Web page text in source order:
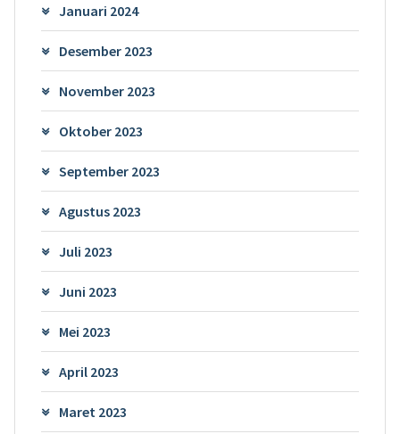
Januari 2024
Desember 2023
November 2023
Oktober 2023
September 2023
Agustus 2023
Juli 2023
Juni 2023
Mei 2023
April 2023
Maret 2023